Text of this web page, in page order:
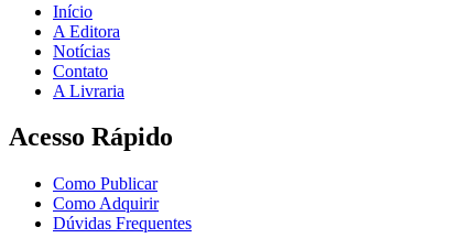
Início
A Editora
Notícias
Contato
A Livraria
Acesso Rápido
Como Publicar
Como Adquirir
Dúvidas Frequentes